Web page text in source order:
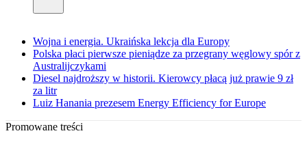
Wojna i energia. Ukraińska lekcja dla Europy
Polska płaci pierwsze pieniądze za przegrany węglowy spór z
Australijczykami
Diesel najdroższy w historii. Kierowcy płacą już prawie 9 zł
za litr
Luiz Hanania prezesem Energy Efficiency for Europe
Promowane treści